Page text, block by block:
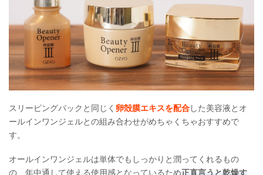
スリーピングパックと同じく 卵殻膜エキスを配合した美容液とオ
ールインワンジェルとの組み合わせがめちゃくちゃおすすめで
す。
オールインワンジェルは単体でもしっかりと潤ってくれるもの
の、年中通して使える使用感となっているため正直言うと乾燥す